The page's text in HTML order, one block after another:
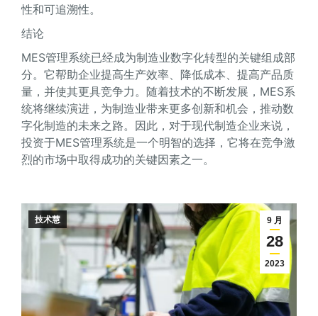
性和可追溯性。
结论
MES管理系统已经成为制造业数字化转型的关键组成部
分。它帮助企业提高生产效率、降低成本、提高产品质
量，并使其更具竞争力。随着技术的不断发展，MES系
统将继续演进，为制造业带来更多创新和机会，推动数
字化制造的未来之路。因此，对于现代制造企业来说，
投资于MES管理系统是一个明智的选择，它将在竞争激
烈的市场中取得成功的关键因素之一。
9 月
28
2023
技术慧